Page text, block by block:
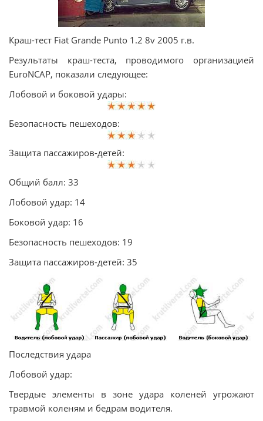
Краш-тест Fiat Grande Punto 1.2 8v 2005 г.в.
Результаты краш-теста, проводимого организацией
EuroNCAP, показали следующее:
Лобовой и боковой удары:
Безопасность пешеходов:
Защита пассажиров-детей:
Общий балл: 33
Лобовой удар: 14
Боковой удар: 16
Безопасность пешеходов: 19
Защита пассажиров-детей: 35
Последствия удара
Лобовой удар:
Твердые элементы в зоне удара коленей угрожают
травмой коленям и бедрам водителя.